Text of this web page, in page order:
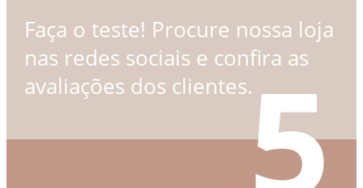
Faça o teste! Procure nossa loja
nas redes sociais e confira as
avaliações dos clientes.5